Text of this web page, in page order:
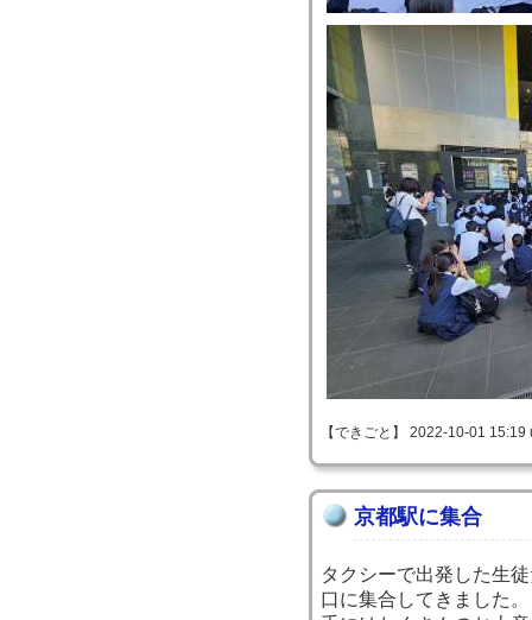
【できごと】 2022-10-01
京都駅に集合
タクシーで出発した生
口に集合してきました。